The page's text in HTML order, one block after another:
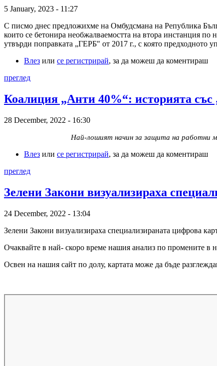
5 January, 2023 - 11:27
С писмо днес предложихме на Омбудсмана на Република
които се бетонира необжалваемостта на втора инстанция
утвърди поправката „ГЕРБ" от 2017 г., с която предходното
Влез или се регистрирай, за да можеш да коментираш
преглед
Коалиция „Анти 40%“: историята
28 December, 2022 - 16:30
Най-лошият начин за защита на работни
Влез или се регистрирай, за да можеш да коментираш
преглед
Зелени Закони визуализираха
24 December, 2022 - 13:04
Зелени Закони визуализираха специализираната цифрова
Очаквайте в най- скоро време нашия анализ по промените в
Освен на нашия сайт по долу, картата може да бъде